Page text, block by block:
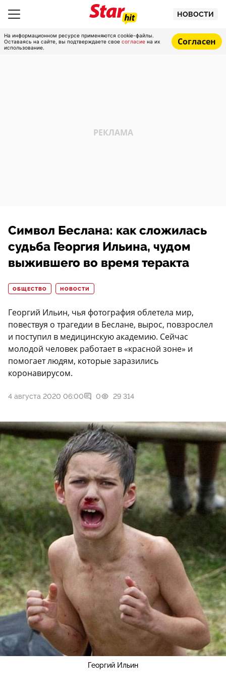
НОВОСТИ
На информационном ресурсе применяются cookie-файлы.
Оставаясь на сайте, вы подтверждаете свое согласие на их
использование.
Согласен
Символ Беслана: как сложилась
судьба Георгия Ильина, чудом
выжившего во время теракта
ОБЩЕСТВО НОВОСТИ
Георгий Ильин, чья фотография облетела мир,
повествуя о трагедии в Беслане, вырос, повзрослел
и поступил в медицинскую академию. Сейчас
молодой человек работает в «красной зоне» и
помогает людям, которые заразились
коронавирусом.
4 августа 2020 06:00 0 29 314
Георгий Ильин